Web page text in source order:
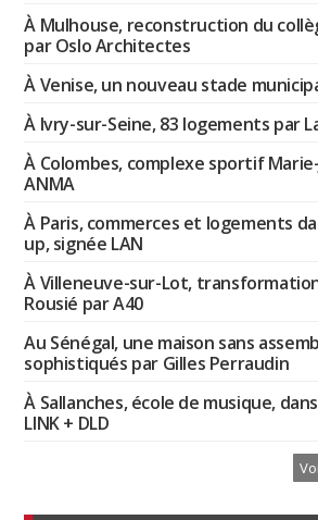
À Mulhouse, reconstruction du
par Oslo Architectes
À Venise, un nouveau stade
À Ivry-sur-Seine, 83 logements par
À Colombes, complexe sportif
ANMA
À Paris, commerces et logements
up, signée LAN
À Villeneuve-sur-Lot,
Rousié par A40
Au Sénégal, une maison sans
sophistiqués par Gilles Perraudin
À Sallanches, école de musique,
LINK + DLD